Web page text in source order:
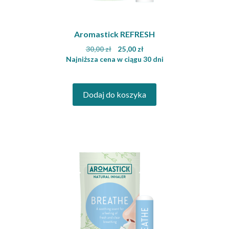
Aromastick REFRESH
30,00zł
Pierwotna
cena
25,00 złAktualna
cena
Najniższa cena w ciągu 30 dni
Dodaj do koszyka